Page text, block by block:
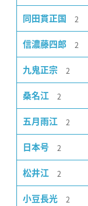
同田貫正国 2
信濃藤四郎 2
九鬼正宗 2
桑名江 2
五月雨江 2
日本号 2
松井江 2
小豆長光 2